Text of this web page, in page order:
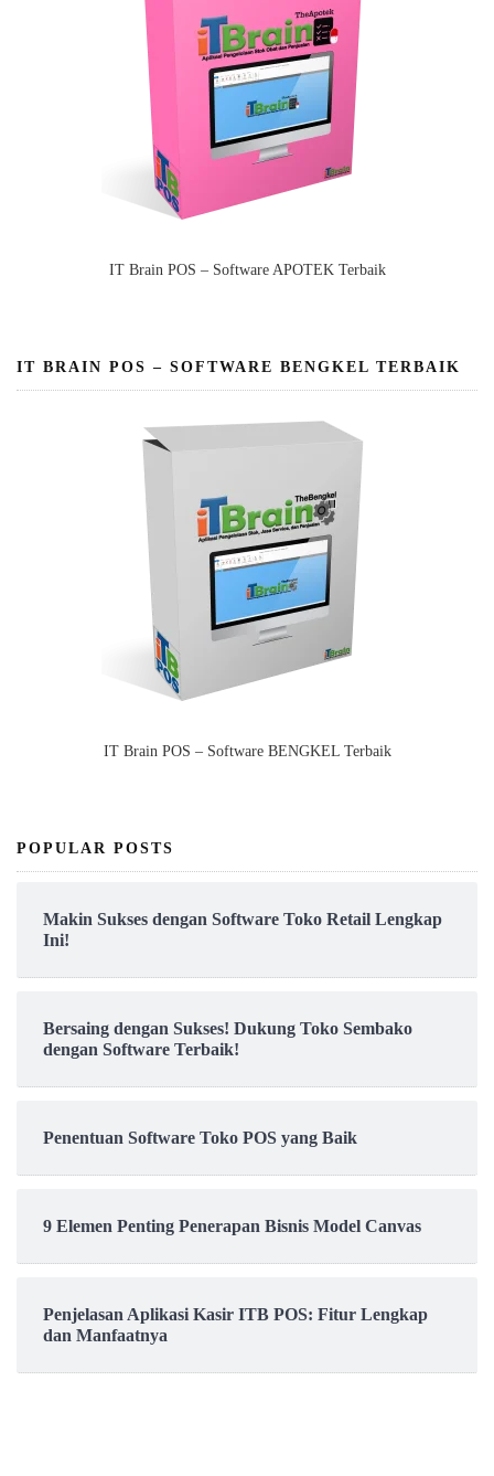
IT Brain POS – Software APOTEK Terbaik
IT BRAIN POS – SOFTWARE BENGKEL TERBAIK
IT Brain POS – Software BENGKEL Terbaik
POPULAR POSTS
Makin Sukses dengan Software Toko Retail Lengkap
Ini!
Bersaing dengan Sukses! Dukung Toko Sembako
dengan Software Terbaik!
Penentuan Software Toko POS yang Baik
9 Elemen Penting Penerapan Bisnis Model Canvas
Penjelasan Aplikasi Kasir ITB POS: Fitur Lengkap
dan Manfaatnya